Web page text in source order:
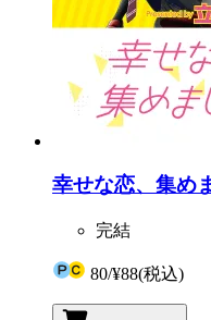
幸せな恋、集め
完結
80/¥88(税込)